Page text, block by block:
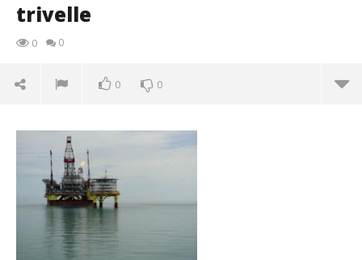
trivelle
0 0
0 0
31/03/2016
letizia